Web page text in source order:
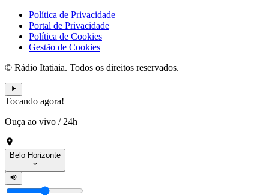
Política de Privacidade
Portal de Privacidade
Política de Cookies
Gestão de Cookies
© Rádio Itatiaia. Todos os direitos reservados.
Tocando agora!
Ouça ao vivo / 24h
Belo Horizonte